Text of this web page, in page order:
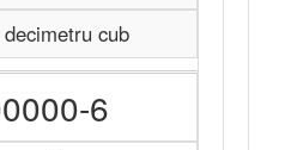
cub
6